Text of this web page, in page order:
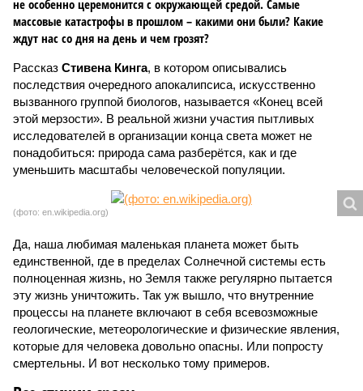
не особенно церемонится с окружающей средой. Самые
массовые катастрофы в прошлом – какими они были? Какие
ждут нас со дня на день и чем грозят?
Рассказ Стивена Кинга, в котором описывались
последствия очередного апокалипсиса, искусственно
вызванного группой биологов, называется «Конец всей
этой мерзости». В реальной жизни участия пытливых
исследователей в организации конца света может не
понадобиться: природа сама разберётся, как и где
уменьшить масштабы человеческой популяции.
(фото: en.wikipedia.org)
Да, наша любимая маленькая планета может быть
единственной, где в пределах Солнечной системы есть
полноценная жизнь, но Земля также регулярно пытается
эту жизнь уничтожить. Так уж вышло, что внутренние
процессы на планете включают в себя всевозможные
геологические, метеорологические и физические явления,
которые для человека довольно опасны. Или попросту
смертельны. И вот несколько тому примеров.